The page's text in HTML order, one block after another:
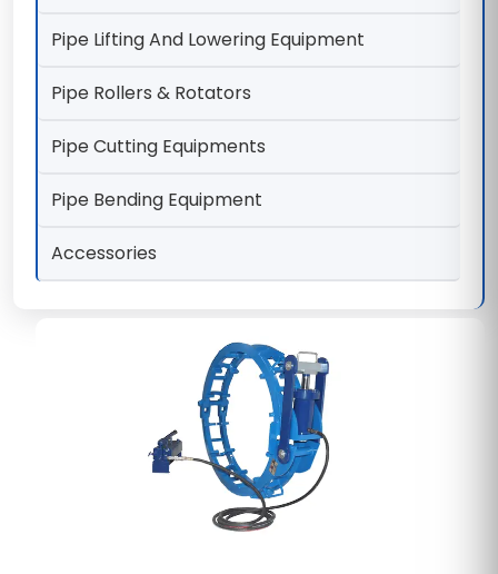
Pipe Lifting And Lowering Equipment
Pipe Rollers & Rotators
Pipe Cutting Equipments
Pipe Bending Equipment
Accessories